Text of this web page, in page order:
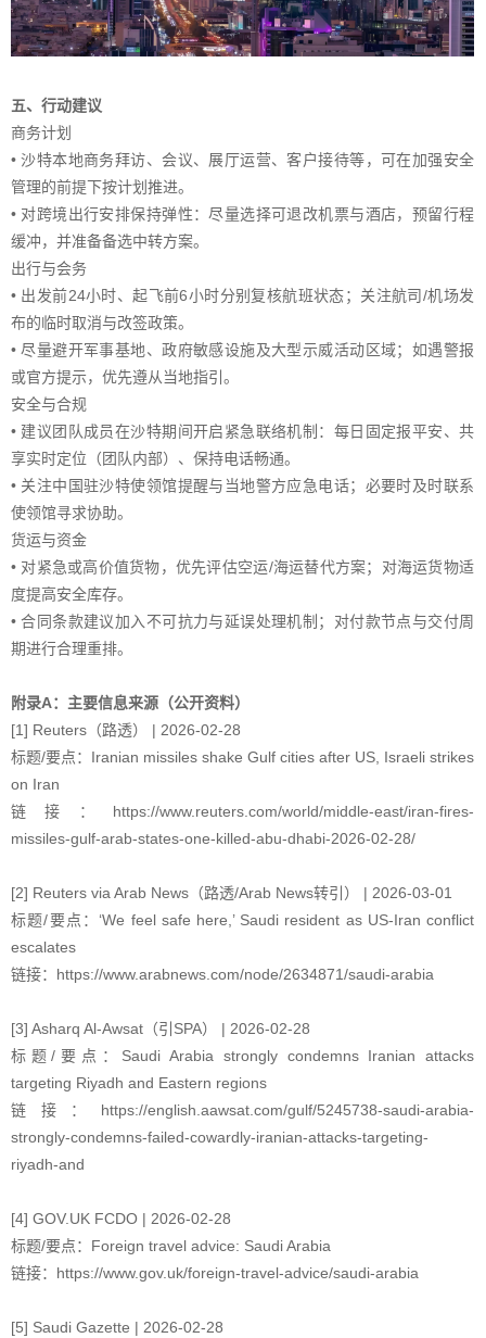
五、行动建议
商务计划
• 沙特本地商务拜访、会议、展厅运营、客户接待等，可在加强安全
管理的前提下按计划推进。
• 对跨境出行安排保持弹性：尽量选择可退改机票与酒店，预留行程
缓冲，并准备备选中转方案。
出行与会务
• 出发前24小时、起飞前6小时分别复核航班状态；关注航司/机场发
布的临时取消与改签政策。
• 尽量避开军事基地、政府敏感设施及大型示威活动区域；如遇警报
或官方提示，优先遵从当地指引。
安全与合规
• 建议团队成员在沙特期间开启紧急联络机制：每日固定报平安、共
享实时定位（团队内部）、保持电话畅通。
• 关注中国驻沙特使领馆提醒与当地警方应急电话；必要时及时联系
使领馆寻求协助。
货运与资金
• 对紧急或高价值货物，优先评估空运/海运替代方案；对海运货物适
度提高安全库存。
• 合同条款建议加入不可抗力与延误处理机制；对付款节点与交付周
期进行合理重排。
附录A：主要信息来源（公开资料）
[1] Reuters（路透） | 2026-02-28
标题/要点：Iranian missiles shake Gulf cities after US, Israeli strikes
on Iran
链接：https://www.reuters.com/world/middle-east/iran-fires-
missiles-gulf-arab-states-one-killed-abu-dhabi-2026-02-28/
[2] Reuters via Arab News（路透/Arab News转引） | 2026-03-01
标题/要点：‘We feel safe here,’ Saudi resident as US-Iran conflict
escalates
链接：https://www.arabnews.com/node/2634871/saudi-arabia
[3] Asharq Al-Awsat（引SPA） | 2026-02-28
标题/要点：Saudi Arabia strongly condemns Iranian attacks
targeting Riyadh and Eastern regions
链接：https://english.aawsat.com/gulf/5245738-saudi-arabia-
strongly-condemns-failed-cowardly-iranian-attacks-targeting-
riyadh-and
[4] GOV.UK FCDO | 2026-02-28
标题/要点：Foreign travel advice: Saudi Arabia
链接：https://www.gov.uk/foreign-travel-advice/saudi-arabia
[5] Saudi Gazette | 2026-02-28